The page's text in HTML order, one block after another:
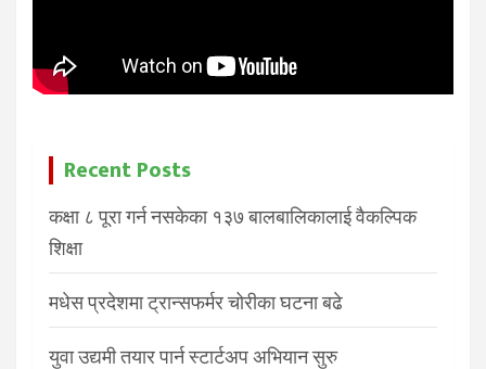
Recent Posts
कक्षा ८ पूरा गर्न नसकेका १३७ बालबालिकालाई वैकल्पिक
शिक्षा
मधेस प्रदेशमा ट्रान्सफर्मर चोरीका घटना बढे
युवा उद्यमी तयार पार्न स्टार्टअप अभियान सुरु